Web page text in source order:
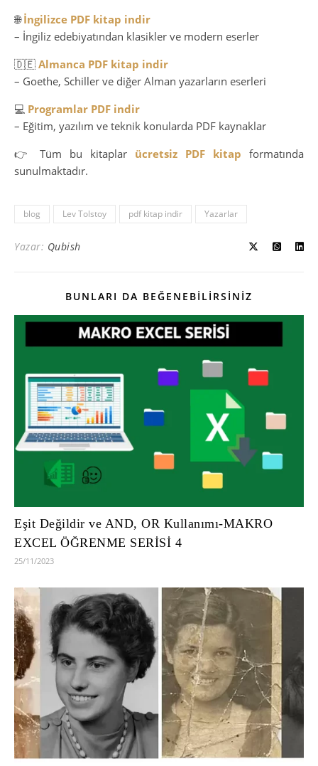
🌐İngilizce PDF kitap indir
– İngiliz edebiyatından klasikler ve modern eserler
🇩🇪 Almanca PDF kitap indir
– Goethe, Schiller ve diğer Alman yazarların eserleri
💻 Programlar PDF indir
– Eğitim, yazılım ve teknik konularda PDF kaynaklar
👉 Tüm bu kitaplar ücretsiz PDF kitap formatında
sunulmaktadır.
blog Lev Tolstoy pdf kitap indir Yazarlar
Yazar: Qubish
BUNLARI DA BEĞENEBILIRSINIZ
Eşit Değildir ve AND, OR Kullanımı-MAKRO
EXCEL ÖĞRENME SERİSİ 4
25/11/2023